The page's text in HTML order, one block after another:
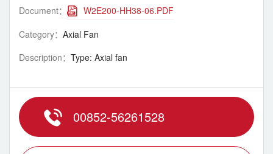
Document：
W2E200-HH38-06.PDF
Category： Axial Fan
Description： Type: Axial fan
00852-56261528